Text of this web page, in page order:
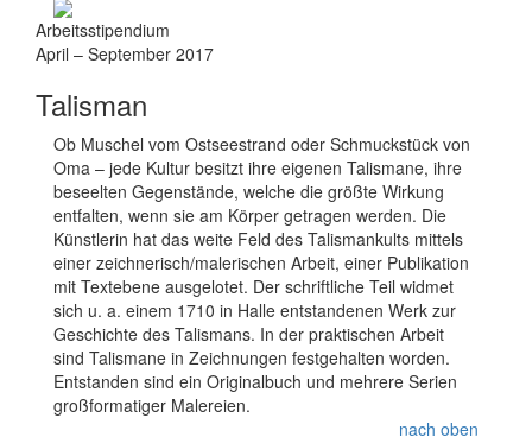
Arbeitsstipendium
April – September 2017
Talisman
Ob Muschel vom Ostseestrand oder Schmuckstück von
Oma – jede Kultur besitzt ihre eigenen Talismane, ihre
beseelten Gegenstände, welche die größte Wirkung
entfalten, wenn sie am Körper getragen werden. Die
Künstlerin hat das weite Feld des Talismankults mittels
einer zeichnerisch/malerischen Arbeit, einer Publikation
mit Textebene ausgelotet. Der schriftliche Teil widmet
sich u. a. einem 1710 in Halle entstandenen Werk zur
Geschichte des Talismans. In der praktischen Arbeit
sind Talismane in Zeichnungen festgehalten worden.
Entstanden sind ein Originalbuch und mehrere Serien
großformatiger Malereien.
nach oben